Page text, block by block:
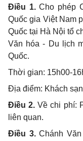
Điều 1.Cho phép
Quốc gia Việt Nam
Quốc tại Hà Nội tổ
Văn hóa - Du lịch
Quốc.
Thời gian: 15h00-
Địa điểm: Khách
Điều 2. Về chi phí:
liên quan.
Điều 3.Chánh Văn